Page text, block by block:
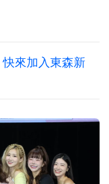
來加入東森新